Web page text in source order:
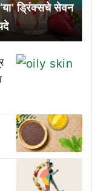
ड्रिंक्सचे सेवन